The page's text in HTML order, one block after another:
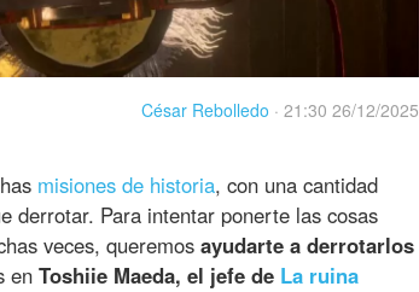
César Rebolledo · 21:30 26/12/2025
misiones de historia, con una cantidad
derrotar. Para intentar ponerte las cosas
veces, queremos ayudarte a derrotarlos
en Toshiie Maeda, el jefe de La ruina